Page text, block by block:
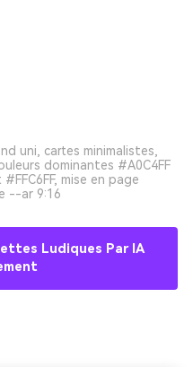
uni, cartes minimalistes,
dominantes #A0C4FF
mise en page
--ar 9:16
Ludiques Par IA